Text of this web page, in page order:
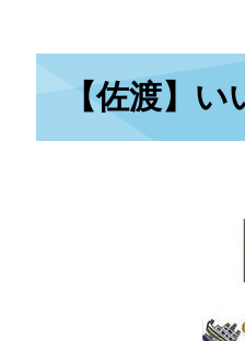
【佐渡】